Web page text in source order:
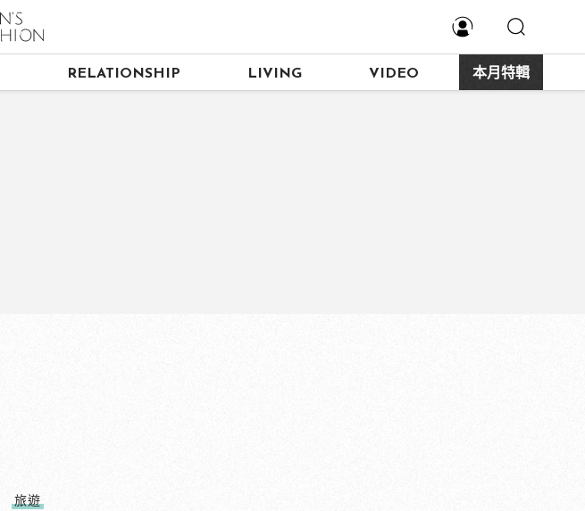
RELATIONSHIP LIVING VIDEO 本月特輯
旅遊